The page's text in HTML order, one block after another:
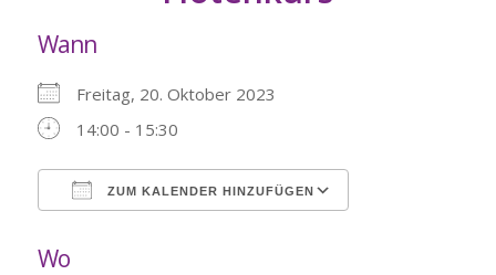
Wann
Freitag, 20. Oktober 2023
14:00 - 15:30
ZUM KALENDER HINZUFÜGEN
Wo